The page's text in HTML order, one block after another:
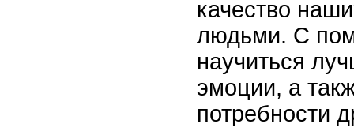
качество
людьми. С
научиться
эмоции, а
потребности